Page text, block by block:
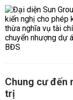
Chung cư đến
trị